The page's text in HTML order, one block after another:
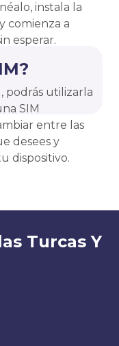
instala la
comienza a
esperar.
podrás utilizarla
SIM
entre las
desees y
dispositivo.
Turcas Y